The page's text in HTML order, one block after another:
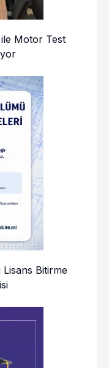
Motor Test
Bitirme